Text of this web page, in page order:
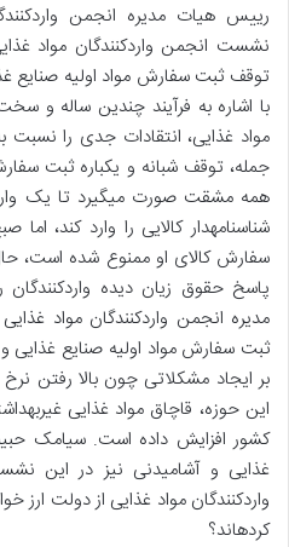
رییس هیات مدیره انجمن
نشست انجمن واردکنندگان مواد
توقف ثبت سفارش مواد اولیه صنایع
با اشاره به فرآیند چندین ساله و
مواد غذایی، انتقادات جدی را نسبت
جمله، توقف شبانه و یکباره ثبت
همه مشقت صورت میگیرد تا یک
شناسنامهدار کالایی را وارد کند،
سفارش کالای او ممنوع شده است،
پاسخ حقوق زیان دیده
مدیره انجمن واردکنندگان مواد
ثبت سفارش مواد اولیه صنایع غذایی
بر ایجاد مشکلاتی چون بالا رفتن
این حوزه، قاچاق مواد غذایی
کشور افزایش داده است. سیامک
غذایی و آشامیدنی نیز در این
واردکنندگان مواد غذایی از دولت ارز
کردهاند؟